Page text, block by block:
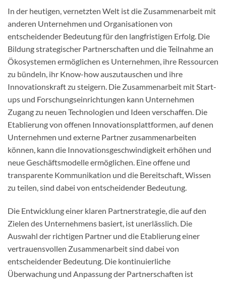
In der heutigen, vernetzten Welt ist die Zusammenarbeit mit
anderen Unternehmen und Organisationen von
entscheidender Bedeutung für den langfristigen Erfolg. Die
Bildung strategischer Partnerschaften und die Teilnahme an
Ökosystemen ermöglichen es Unternehmen, ihre Ressourcen
zu bündeln, ihr Know-how auszutauschen und ihre
Innovationskraft zu steigern. Die Zusammenarbeit mit Start-
ups und Forschungseinrichtungen kann Unternehmen
Zugang zu neuen Technologien und Ideen verschaffen. Die
Etablierung von offenen Innovationsplattformen, auf denen
Unternehmen und externe Partner zusammenarbeiten
können, kann die Innovationsgeschwindigkeit erhöhen und
neue Geschäftsmodelle ermöglichen. Eine offene und
transparente Kommunikation und die Bereitschaft, Wissen
zu teilen, sind dabei von entscheidender Bedeutung.
Die Entwicklung einer klaren Partnerstrategie, die auf den
Zielen des Unternehmens basiert, ist unerlässlich. Die
Auswahl der richtigen Partner und die Etablierung einer
vertrauensvollen Zusammenarbeit sind dabei von
entscheidender Bedeutung. Die kontinuierliche
Überwachung und Anpassung der Partnerschaften ist